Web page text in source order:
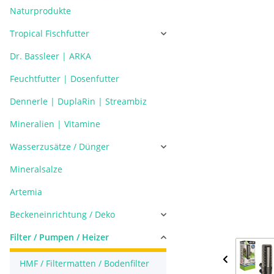
Naturprodukte
Tropical Fischfutter
Dr. Bassleer | ARKA
Feuchtfutter | Dosenfutter
Dennerle | DuplaRin | Streambiz
Mineralien | Vitamine
Wasserzusätze / Dünger
Mineralsalze
Artemia
Beckeneinrichtung / Deko
Filter / Pumpen / Heizer
HMF / Filtermatten / Bodenfilter